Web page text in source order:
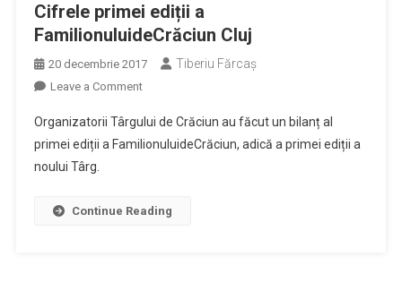
Cifrele primei ediții a
FamilionuluideCrăciun Cluj
20 decembrie 2017 Tiberiu Fărcaş
Leave a Commenton
primei
ediții
Cluj
Organizatorii Târgului de Crăciun au făcut un bilanț al
primei ediții a FamilionuluideCrăciun, adică a primei ediții a
noului Târg.
Continue Reading